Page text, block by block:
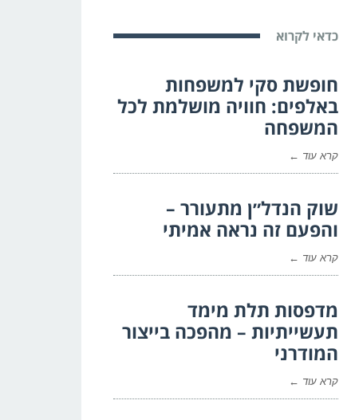
כדאי לקרוא
חופשת סקי למשפחות
באלפים: חוויה מושלמת לכל
המשפחה
קרא עוד ←
שוק הנדל״ן מתעורר –
והפעם זה נראה אמיתי
קרא עוד ←
מדפסות תלת מימד
תעשייתיות – מהפכה בייצור
המודרני
קרא עוד ←